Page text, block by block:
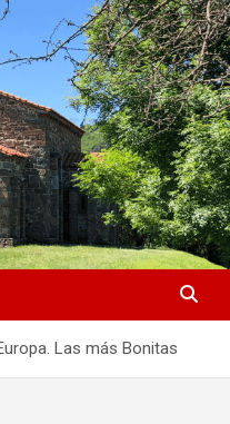
Las más Bonitas